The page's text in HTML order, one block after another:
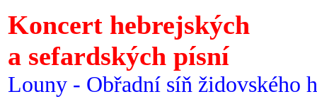
Koncert hebrejských
a sefardských písní
Louny - Obřadní síň židovského